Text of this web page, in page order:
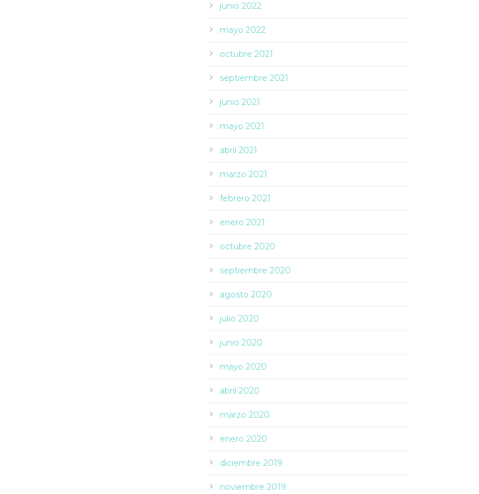
junio 2022
mayo 2022
octubre 2021
septiembre 2021
junio 2021
mayo 2021
abril 2021
marzo 2021
febrero 2021
enero 2021
octubre 2020
septiembre 2020
agosto 2020
julio 2020
junio 2020
mayo 2020
abril 2020
marzo 2020
enero 2020
diciembre 2019
noviembre 2019